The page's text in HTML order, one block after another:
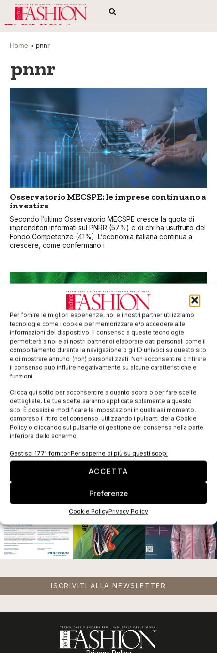
Per fornire le migliori esperienze, noi e i nostri partner utilizziamo
tecnologie come i cookie per memorizzare e/o accedere alle
informazioni del dispositivo. Il consenso a queste tecnologie
permetterà a noi e ai nostri partner di elaborare dati personali come il
comportamento durante la navigazione o gli ID univoci su questo sito
e di mostrare annunci (non) personalizzati. Non acconsentire o ritirare
il consenso può influire negativamente su alcune caratteristiche e
funzioni.
Clicca qui sotto per acconsentire a quanto sopra o per fare scelte
dettagliate. Le tue scelte saranno applicate solamente a questo
sito. È possibile modificare le impostazioni in qualsiasi momento,
compreso il ritiro del consenso, utilizzando i pulsanti della Cookie
Policy o cliccando sul pulsante di gestione del consenso nella parte
inferiore dello schermo.
Gestisci 1771 fornitoriPer saperne di più su questi scopi
ACCETTA
Preferenze
Cookie PolicyPrivacy Policy
Home » pnnr
pnnr
Osservatorio MECSPE: le imprese continuano a
investire
Secondo l’ultimo Osservatorio MECSPE cresce la quota di
imprenditori informati sul PNRR (57%) e di chi ha usufruito del
Fondo Competenze (41%). L’economia italiana continua a
crescere, come confermano i
Moda: un’invitata speciale al banchetto del
PNRR
Avv. Giuseppe Croari – Dott.ssa Francesca Lorenzi
www.fclex.it Il PNRR, come ormai noto, presta particolare
attenzione al comparto Moda, nello specifico al settore del
Tessile. Vediamone i punti principali e
EDICOLA WEB
ISCRIVITI ALLA NEWSLETTER